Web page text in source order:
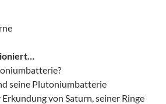
seine Plutoniumbatterie
Erkundung von Saturn, seiner Ringe